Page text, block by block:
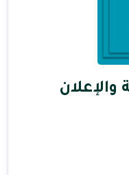
والإعلان